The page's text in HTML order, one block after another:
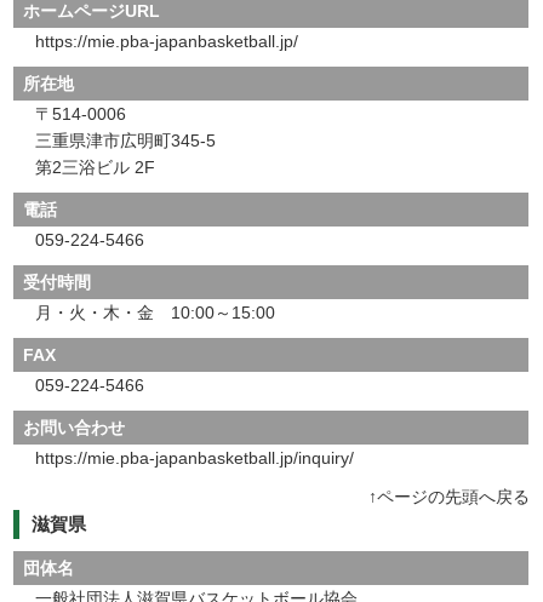
ホームページURL
https://mie.pba-japanbasketball.jp/
所在地
〒514-0006
三重県津市広明町345-5
第2三浴ビル 2F
電話
059-224-5466
受付時間
月・火・木・金 10:00～15:00
FAX
059-224-5466
お問い合わせ
https://mie.pba-japanbasketball.jp/inquiry/
↑ページの先頭へ戻る
滋賀県
団体名